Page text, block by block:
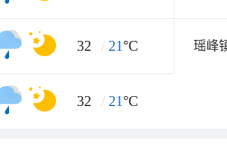
32 / 21°C 瑶峰
32 / 21°C